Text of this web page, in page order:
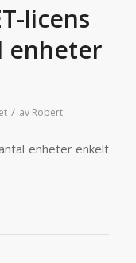
licens
enheter
/ av Robert
enheter enkelt